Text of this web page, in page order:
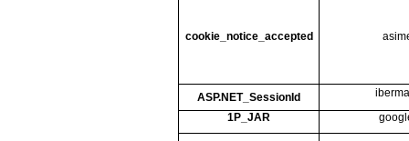
cookie_notice_accepted
ASP.NET_SessionId
1P_JAR